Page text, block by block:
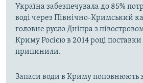
Україна забезпечувала до 85%
воді через Північно-Кримський
головне русло Дніпра з
Криму Росією в 2014 році поставки
припинили.
Запаси води в Криму поповнюють